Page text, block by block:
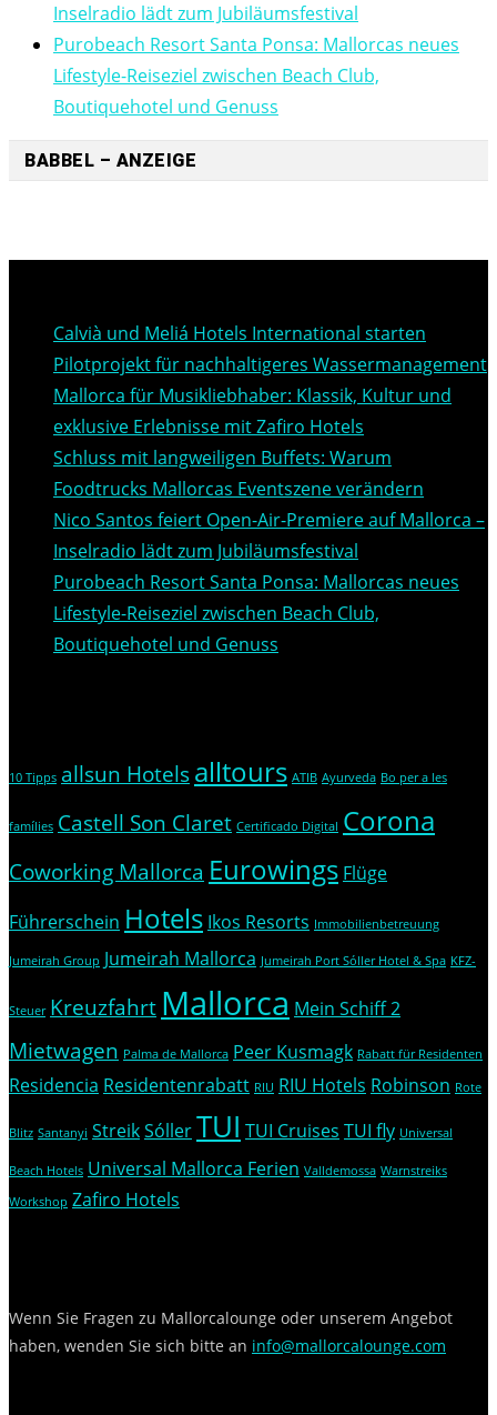
Inselradio lädt zum Jubiläumsfestival
Purobeach Resort Santa Ponsa: Mallorcas neues
Lifestyle-Reiseziel zwischen Beach Club,
Boutiquehotel und Genuss
BABBEL – ANZEIGE
Calvià und Meliá Hotels International starten
Pilotprojekt für nachhaltigeres Wassermanagement
Mallorca für Musikliebhaber: Klassik, Kultur und
exklusive Erlebnisse mit Zafiro Hotels
Schluss mit langweiligen Buffets: Warum
Foodtrucks Mallorcas Eventszene verändern
Nico Santos feiert Open-Air-Premiere auf Mallorca –
Inselradio lädt zum Jubiläumsfestival
Purobeach Resort Santa Ponsa: Mallorcas neues
Lifestyle-Reiseziel zwischen Beach Club,
Boutiquehotel und Genuss
10 Tipps allsun Hotelsalltours ATIB Ayurveda Bo per a les
famílies Castell Son Claret Certificado Digital Corona
Coworking Mallorca Eurowings Flüge
Führerschein Hotels Ikos Resorts Immobilienbetreuung
Jumeirah Group Jumeirah Mallorca Jumeirah Port Sóller Hotel & Spa KFZ-
Steuer Kreuzfahrt Mallorca Mein Schiff 2
Mietwagen Palma de Mallorca Peer Kusmagk Rabatt für Residenten
Residencia Residentenrabatt RIU RIU Hotels Robinson Rote
Blitz Santanyi StreikSóllerTUI TUI Cruises TUI fly Universal
Beach Hotels Universal Mallorca Ferien Valldemossa Warnstreiks
Workshop Zafiro Hotels
Wenn Sie Fragen zu Mallorcalounge oder unserem Angebot
haben, wenden Sie sich bitte an info@mallorcalounge.com